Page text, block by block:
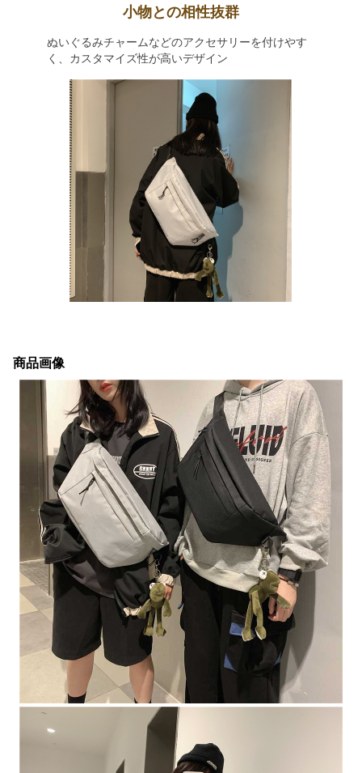
小物との相性抜群
ぬいぐるみチャームなどのアクセサリーを付けやす
く、カスタマイズ性が高いデザイン
商品画像